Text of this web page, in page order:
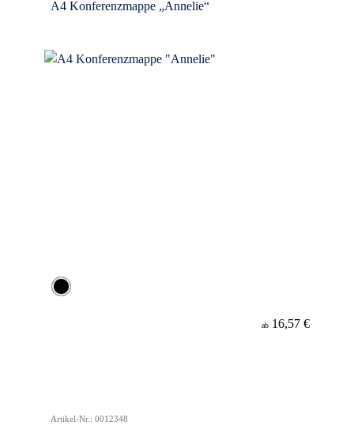
A4 Konferenzmappe „Annelie“
ab 16,57 €
Artikel-Nr.: 0012348